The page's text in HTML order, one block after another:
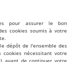
pour assurer le bon
cookies soumis à votre
le dépôt de l'ensemble des
cookies nécessitant votre
avant de continuer votre